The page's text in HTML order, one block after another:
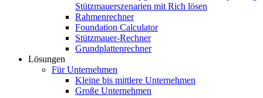
Stützmauerszenarien mit Rich lösen
Rahmenrechner
Foundation Calculator
Stützmauer-Rechner
Grundplattenrechner
Lösungen
Für Unternehmen
Kleine bis mittlere Unternehmen
Große Unternehmen